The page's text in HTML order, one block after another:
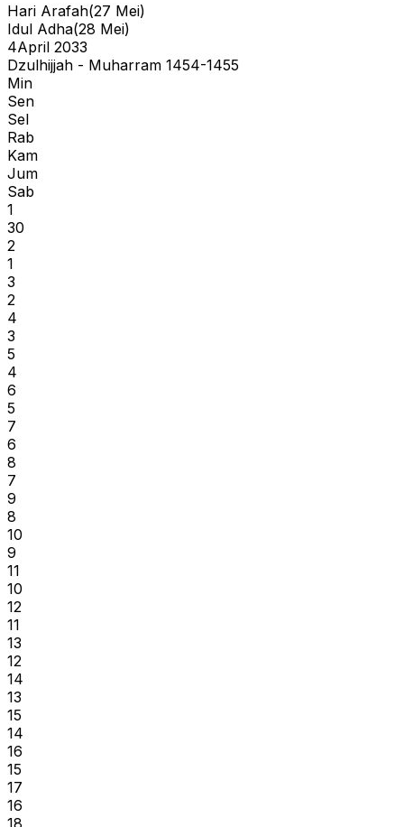
Hari Arafah(27 Mei)
Idul Adha(28 Mei)
4April 2033
Dzulhijjah - Muharram 1454-1455
Min
Sen
Sel
Rab
Kam
Jum
Sab
1
30
2
1
3
2
4
3
5
4
6
5
7
6
8
7
9
8
10
9
11
10
12
11
13
12
14
13
15
14
16
15
17
16
18